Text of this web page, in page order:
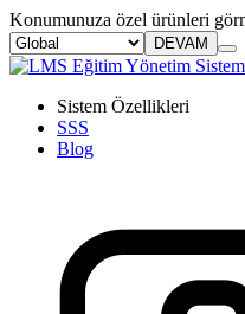
Konumunuza özel ürünleri
DEVAM
Sistem Özellikleri
SSS
Blog